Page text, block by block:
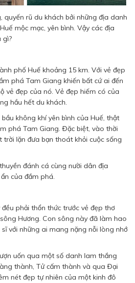
quyến rũ du khách bởi những địa danh
mộc mạc, yên bình. Vậy các địa
gì?
phố Huế khoảng 15 km. Với vẻ đẹp
phá Tam Giang khiến bất cứ ai đến
vẻ đẹp của nó. Vẻ đẹp hiếm có của
hầu hết du khách.
không khí yên bình của Huế, thật
phá Tam Giang. Đặc biệt, vào thời
lặn đưa bạn thoát khỏi cuộc sống
đánh cá cùng nười dân địa
của đầm phá.
đều phải thổn thức trước vẻ đẹp thơ
Hương. Con sông này đã làm hao
với những ai mang nặng nỗi lòng nhớ
uốn qua một số danh lam thắng
thành, Tử cấm thành và qua Đại
nét đẹp tự nhiên của một kinh đô